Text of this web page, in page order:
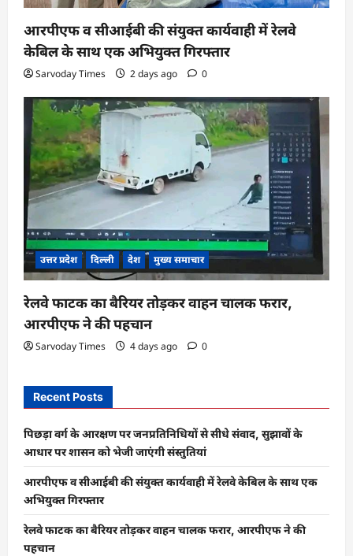
आरपीएफ व सीआईबी की संयुक्त कार्यवाही में रेलवे
केबिल के साथ एक अभियुक्त गिरफ्तार
Sarvoday Times 2 days ago 0
उत्तर प्रदेश दिल्ली देश मुख्य समाचार
रेलवे फाटक का बैरियर तोड़कर वाहन चालक फरार,
आरपीएफ ने की पहचान
Sarvoday Times 4 days ago 0
Recent Posts
पिछड़ा वर्ग के आरक्षण पर जनप्रतिनिधियों से सीधे संवाद, सुझावों के
आधार पर शासन को भेजी जाएंगी संस्तुतियां
आरपीएफ व सीआईबी की संयुक्त कार्यवाही में रेलवे केबिल के साथ एक
अभियुक्त गिरफ्तार
रेलवे फाटक का बैरियर तोड़कर वाहन चालक फरार, आरपीएफ ने की
पहचान